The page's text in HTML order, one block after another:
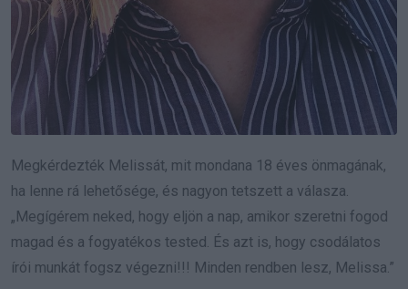
Megkérdezték Melissát, mit mondana 18 éves önmagának,
ha lenne rá lehetősége, és nagyon tetszett a válasza.
„Megígérem neked, hogy eljön a nap, amikor szeretni fogod
magad és a fogyatékos tested. És azt is, hogy csodálatos
írói munkát fogsz végezni!!! Minden rendben lesz, Melissa.”